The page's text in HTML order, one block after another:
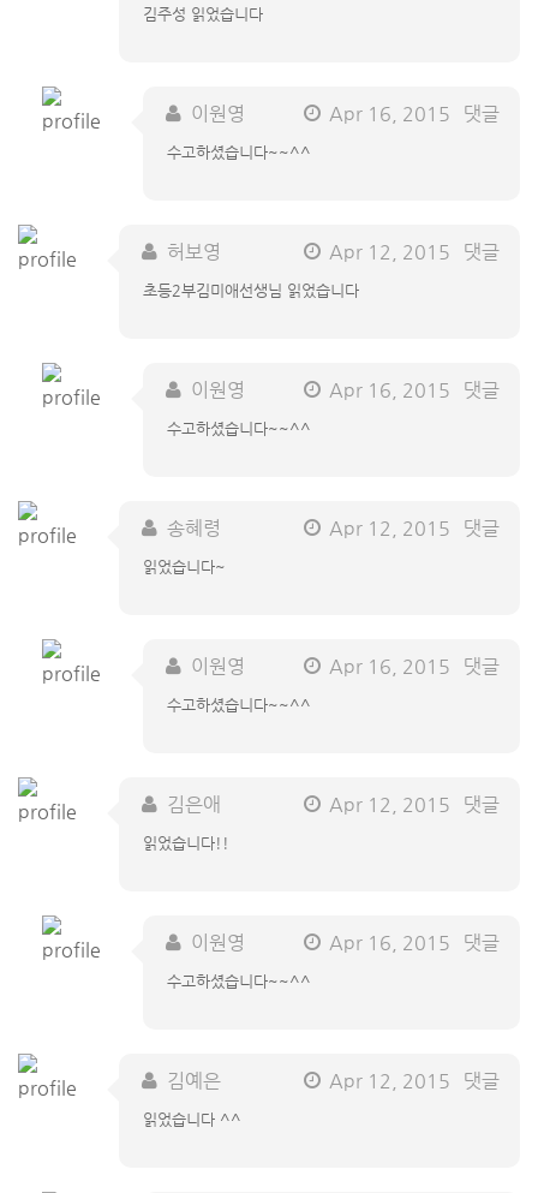
김주성 읽었습니다
이원영 Apr 16, 2015 댓글
수고하셨습니다~~^^
허보영 Apr 12, 2015 댓글
초등2부김미애선생님 읽었습니다
이원영 Apr 16, 2015 댓글
수고하셨습니다~~^^
송혜령 Apr 12, 2015 댓글
읽었습니다~
이원영 Apr 16, 2015 댓글
수고하셨습니다~~^^
김은애 Apr 12, 2015 댓글
읽었습니다!!
이원영 Apr 16, 2015 댓글
수고하셨습니다~~^^
김예은 Apr 12, 2015 댓글
읽었습니다 ^^